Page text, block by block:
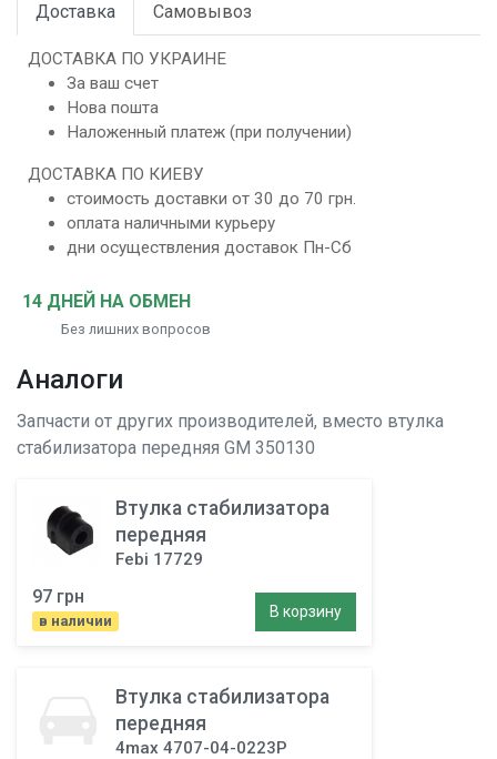
Доставка Самовывоз
ДОСТАВКА ПО УКРАИНЕ
За ваш счет
Нова пошта
Наложенный платеж (при получении)
ДОСТАВКА ПО КИЕВУ
стоимость доставки от 30 до 70 грн.
оплата наличными курьеру
дни осуществления доставок Пн-Сб
14 ДНЕЙ НА ОБМЕН
Без лишних вопросов
Аналоги
Запчасти от других производителей, вместо втулка
стабилизатора передняя GM 350130
Втулка стабилизатора
передняя
Febi 17729
97 грн
в наличии
В корзину
Втулка стабилизатора
передняя
4max 4707-04-0223P